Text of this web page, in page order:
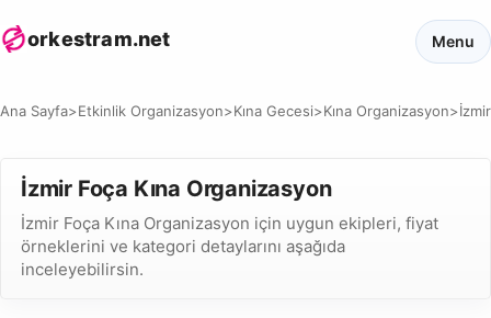
orkestram.net Menu
Ana Sayfa>Etkinlik Organizasyon>Kına Gecesi>Kına Organizasyon>İzmir
İzmir Foça Kına Organizasyon
İzmir Foça Kına Organizasyon için uygun ekipleri, fiyat
örneklerini ve kategori detaylarını aşağıda
inceleyebilirsin.